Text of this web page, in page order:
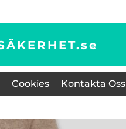
se
Cookies Kontakta Oss